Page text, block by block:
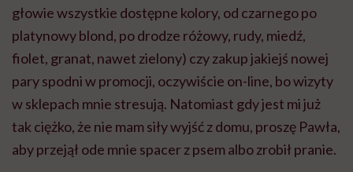
głowie wszystkie dostępne kolory, od czarnego po
platynowy blond, po drodze różowy, rudy, miedź,
fiolet, granat, nawet zielony) czy zakup jakiejś nowej
pary spodni w promocji, oczywiście on-line, bo wizyty
w sklepach mnie stresują. Natomiast gdy jest mi już
tak ciężko, że nie mam siły wyjść z domu, proszę Pawła,
aby przejął ode mnie spacer z psem albo zrobił pranie.